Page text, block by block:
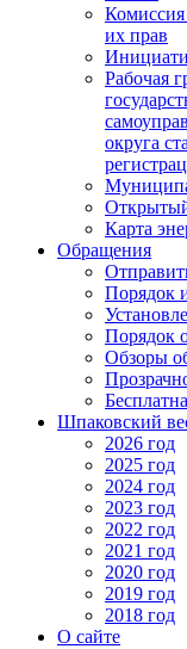
их прав
Рабочая
округа
Карта
Обращения
Порядок
Порядок
Обзоры
Шпаковский
2026 год
2025 год
2024 год
2023 год
2022 год
2021 год
2020 год
2019 год
2018 год
О сайте